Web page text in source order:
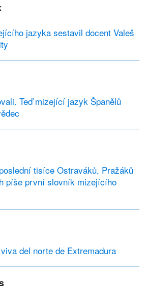
jazyka sestavil docent Valeš
Teď mizející jazyk Španělů
tisíce Ostraváků, Pražáků
píše první slovník mizejícího
del norte de Extremadura